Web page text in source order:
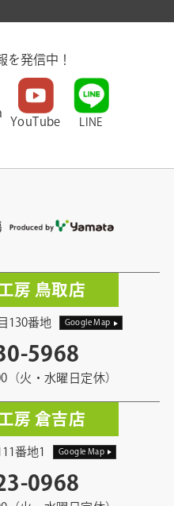
を発信中！
YouTube LINE
房 鳥取店
130番地 Google Map
5968
（火・水曜日定休）
房 倉吉店
番地1 Google Map
0968